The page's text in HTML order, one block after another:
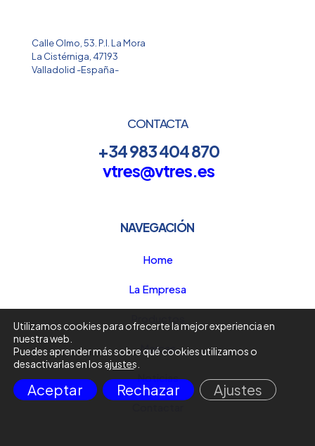
Calle Olmo, 53. P.I. La Mora
La Cistérniga, 47193
Valladolid -España-
CONTACTA
+34 983 404 870
vtres@vtres.es
NAVEGACIÓN
Home
La Empresa
Marcas
Noticias
Utilizamos cookies para ofrecerte la mejor experiencia en
nuestra web.
Puedes aprender más sobre qué cookies utilizamos o
desactivarlas en los ajustes
Aceptar Rechazar Ajustes